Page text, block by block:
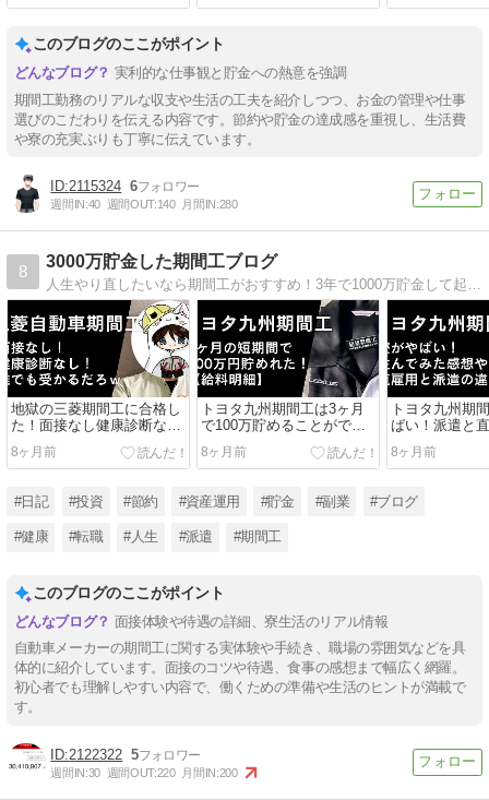
このブログのここがポイント
実利的な仕事観と貯金への熱意を強調
期間工勤務のリアルな収支や生活の工夫を紹介しつつ、お金の管理や仕事
選びのこだわりを伝える内容です。節約や貯金の達成感を重視し、生活費
や寮の充実ぶりも丁寧に伝えています。
2115324 6
週間IN:40 週間OUT:140 月間IN:280
8
3000万貯金した期間工ブログ
人生やり直したいなら期間工がおすすめ！3年で1000万貯金して起業や投資で人生逆転できる！
地獄の三菱期間工に合格し
た！面接なし健康診断なし
は誰でも受かるｗ
8ヶ月前
トヨタ九州期間工は3ヶ月
で100万貯めることができ
た【給料明細】
8ヶ月前
トヨタ九州期
ばい！派遣と
いと住んでみ
8ヶ月前
#日記 #投資 #節約 #資産運用 #貯金 #副業 #ブログ
#健康 #転職 #人生 #派遣 #期間工
このブログのここがポイント
面接体験や待遇の詳細、寮生活のリアル情報
自動車メーカーの期間工に関する実体験や手続き、職場の雰囲気などを具
体的に紹介しています。面接のコツや待遇、食事の感想まで幅広く網羅。
初心者でも理解しやすい内容で、働くための準備や生活のヒントが満載で
す。
2122322 5
週間IN:30 週間OUT:220 月間IN:200